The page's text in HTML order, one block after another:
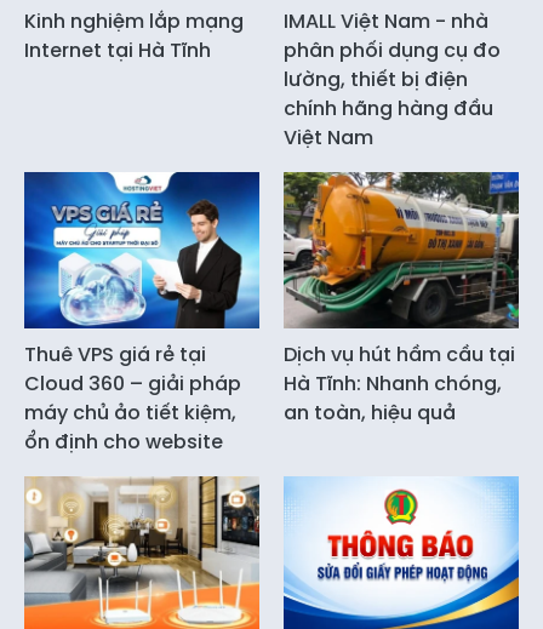
Kinh nghiệm lắp mạng
Internet tại Hà Tĩnh
IMALL Việt Nam - nhà
phân phối dụng cụ đo
lường, thiết bị điện
chính hãng hàng đầu
Việt Nam
Thuê VPS giá rẻ tại
Cloud 360 – giải pháp
máy chủ ảo tiết kiệm,
ổn định cho website
Dịch vụ hút hầm cầu tại
Hà Tĩnh: Nhanh chóng,
an toàn, hiệu quả